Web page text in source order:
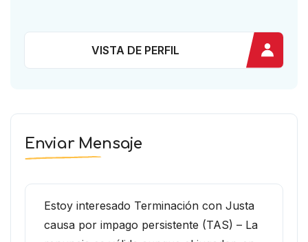
VISTA DE PERFIL
Enviar Mensaje